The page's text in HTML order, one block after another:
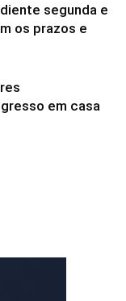
segunda e
os prazos e
em casa